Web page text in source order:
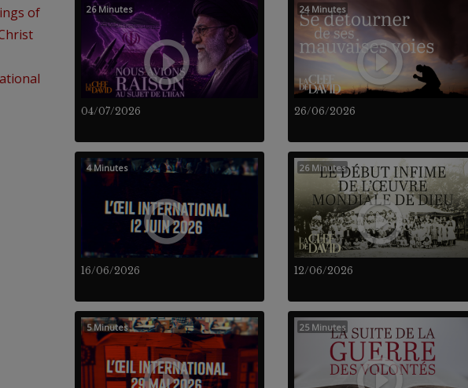
of
04/07/2026
26 Minutes
26/06/2026
24 Minutes
16/06/2026
4 Minutes
12/06/2026
26 Minutes
5 Minutes 25 Minutes